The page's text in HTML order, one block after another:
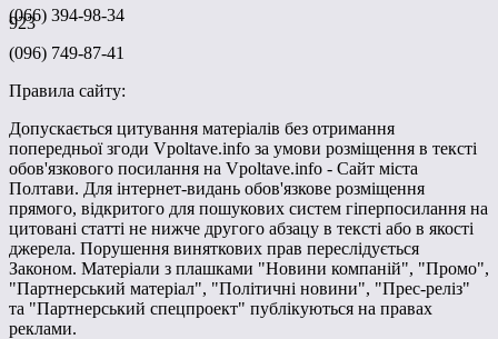
923
(066) 394-98-34
(096) 749-87-41
Правила сайту:
Допускається цитування матеріалів без отримання
попередньої згоди Vpoltave.info за умови розміщення в тексті
обов'язкового посилання на Vpoltave.info - Сайт міста
Полтави. Для інтернет-видань обов'язкове розміщення
прямого, відкритого для пошукових систем гіперпосилання на
цитовані статті не нижче другого абзацу в тексті або в якості
джерела. Порушення виняткових прав переслідується
Законом. Матеріали з плашками "Новини компаній", "Промо",
"Партнерський матеріал", "Політичні новини", "Прес-реліз"
та "Партнерський спецпроект" публікуються на правах
реклами.